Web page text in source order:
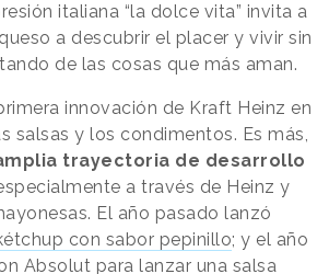
italiana “la dolce vita” invita a
a descubrir el placer y vivir sin
de las cosas que más aman.
innovación de Kraft Heinz en
salsas y los condimentos. Es más,
trayectoria de desarrollo
a través de Heinz y
El año pasado lanzó
con sabor pepinillo; y el año
Absolut para lanzar una salsa